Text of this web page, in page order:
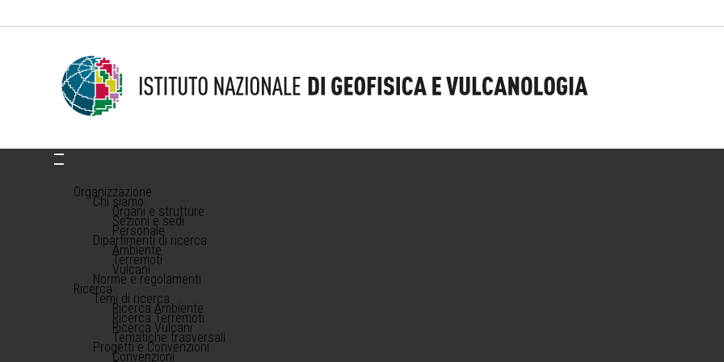
Organizzazione
Chi siamo
Organi e strutture
Sezioni e sedi
Personale
Dipartimenti di ricerca
Ambiente
Terremoti
Vulcani
Norme e regolamenti
Ricerca
Temi di ricerca
Ricerca Ambiente
Ricerca Terremoti
Ricerca Vulcani
Tematiche trasversali
Progetti e Convenzioni
Convenzioni